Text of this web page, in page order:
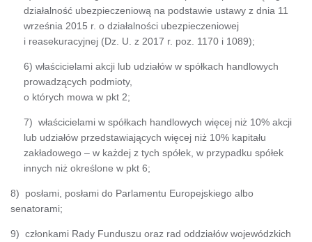
działalność ubezpieczeniową na podstawie ustawy z dnia 11
września 2015 r. o działalności ubezpieczeniowej
i reasekuracyjnej (Dz. U. z 2017 r. poz. 1170 i 1089);
6) właścicielami akcji lub udziałów w spółkach handlowych
prowadzących podmioty,
o których mowa w pkt 2;
7) właścicielami w spółkach handlowych więcej niż 10% akcji
lub udziałów przedstawiających więcej niż 10% kapitału
zakładowego – w każdej z tych spółek, w przypadku spółek
innych niż określone w pkt 6;
8) posłami, posłami do Parlamentu Europejskiego albo
senatorami;
9) członkami Rady Funduszu oraz rad oddziałów wojewódzkich